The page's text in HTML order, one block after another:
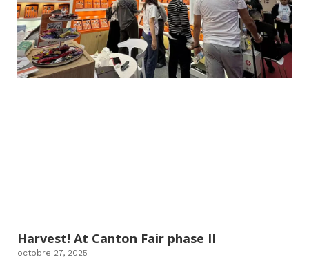
Harvest! At Canton Fair phase II
octobre 27, 2025